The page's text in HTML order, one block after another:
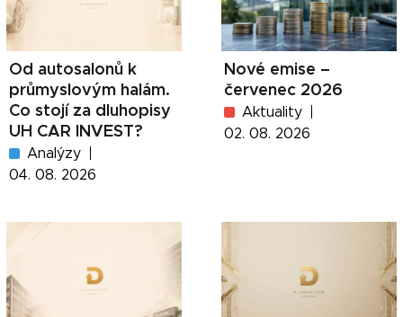
Od autosalonů k
průmyslovým halám.
Co stojí za dluhopisy
UH CAR INVEST?
Analýzy
04. 08. 2026
Nové emise –
červenec 2026
Aktuality
02. 08. 2026